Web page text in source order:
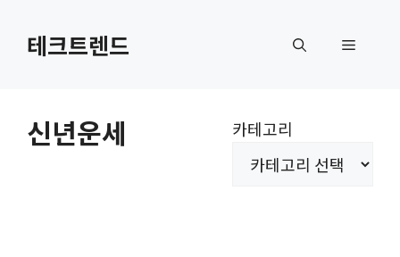
테크트렌드 메
신년운세 카테고리